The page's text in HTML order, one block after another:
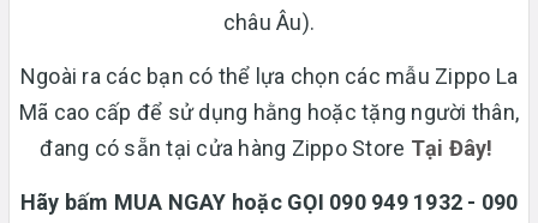
châu Âu).
Ngoài ra các bạn có thể lựa chọn các mẫu Zippo La
Mã cao cấp để sử dụng hằng hoặc tặng người thân,
đang có sẵn tại cửa hàng Zippo Store Tại Đây!
Hãy bấm MUA NGAY hoặc GỌI 090 949 1932 - 090